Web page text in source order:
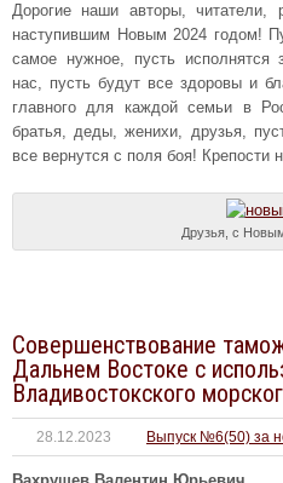
Дорогие наши авторы, читатели,
наступившим Новым 2024 годом!
самое нужное, пусть исполнятся
нас, пусть будут все здоровы и
главного для каждой семьи в
братья, деды, женихи, друзья,
все вернутся с поля боя! Крепости
Друзья, с
Совершенствование
Дальнем Востоке с
Владивостокского
28.12.2023 Выпуск №6(50) за